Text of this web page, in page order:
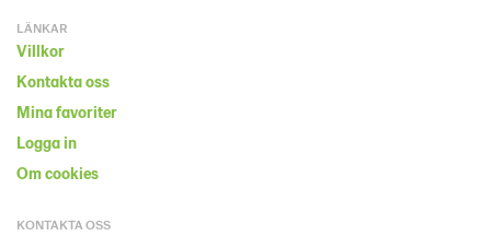
LÄNKAR
Villkor
Kontakta oss
Mina favoriter
Logga in
Om cookies
KONTAKTA OSS